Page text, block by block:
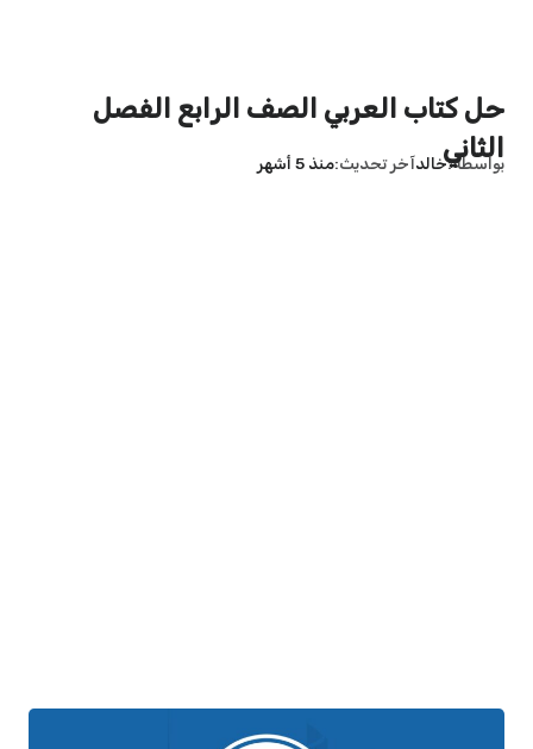
حل كتاب العربي الصف الرابع الفصل
الثاني
بواسطة خالدآخر تحديث منذ 5 أشهر